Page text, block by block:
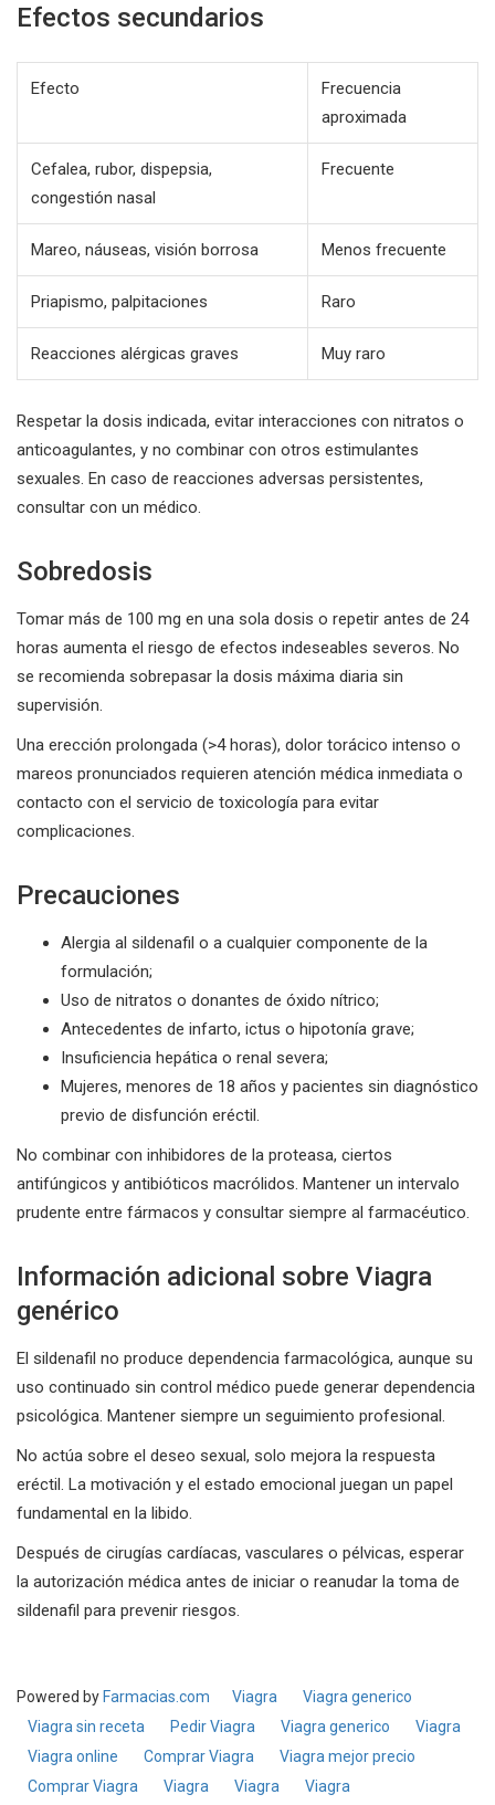
Efectos secundarios
Efecto
Frecuencia
aproximada
Cefalea, rubor, dispepsia,
congestión nasal
Frecuente
Mareo, náuseas, visión borrosa Menos frecuente
Priapismo, palpitaciones Raro
Reacciones alérgicas graves Muy raro
Respetar la dosis indicada, evitar interacciones con nitratos o
anticoagulantes, y no combinar con otros estimulantes
sexuales. En caso de reacciones adversas persistentes,
consultar con un médico.
Sobredosis
Tomar más de 100 mg en una sola dosis o repetir antes de 24
horas aumenta el riesgo de efectos indeseables severos. No
se recomienda sobrepasar la dosis máxima diaria sin
supervisión.
Una erección prolongada (>4 horas), dolor torácico intenso o
mareos pronunciados requieren atención médica inmediata o
contacto con el servicio de toxicología para evitar
complicaciones.
Precauciones
Alergia al sildenafil o a cualquier componente de la
formulación;
Uso de nitratos o donantes de óxido nítrico;
Antecedentes de infarto, ictus o hipotonía grave;
Insuficiencia hepática o renal severa;
Mujeres, menores de 18 años y pacientes sin diagnóstico
previo de disfunción eréctil.
No combinar con inhibidores de la proteasa, ciertos
antifúngicos y antibióticos macrólidos. Mantener un intervalo
prudente entre fármacos y consultar siempre al farmacéutico.
Información adicional sobre Viagra
genérico
El sildenafil no produce dependencia farmacológica, aunque su
uso continuado sin control médico puede generar dependencia
psicológica. Mantener siempre un seguimiento profesional.
No actúa sobre el deseo sexual, solo mejora la respuesta
eréctil. La motivación y el estado emocional juegan un papel
fundamental en la libido.
Después de cirugías cardíacas, vasculares o pélvicas, esperar
la autorización médica antes de iniciar o reanudar la toma de
sildenafil para prevenir riesgos.
Powered by Farmacias.com Viagra
Viagra generico
Viagra sin receta
Pedir Viagra Viagra generico
Viagra
Viagra online
Comprar Viagra
Viagra mejor precio
Comprar Viagra
Viagra Viagra
Viagra